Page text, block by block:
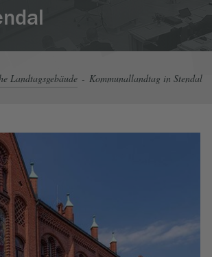
Landtagsgebäude Kommunallandtag in Stendal